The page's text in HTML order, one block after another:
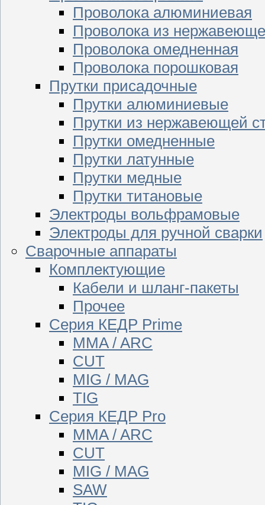
Проволока алюминиевая
Проволока из
Проволока омедненная
Проволока порошковая
Прутки присадочные
Прутки алюминиевые
Прутки из нержавеющей
Прутки омедненные
Прутки латунные
Прутки медные
Прутки титановые
Электроды вольфрамовые
Электроды для ручной сварки
Сварочные аппараты
Комплектующие
Кабели и шланг-пакеты
Прочее
Серия КЕДР Prime
MMA / ARC
CUT
MIG / MAG
TIG
Серия КЕДР Pro
MMA / ARC
CUT
MIG / MAG
SAW